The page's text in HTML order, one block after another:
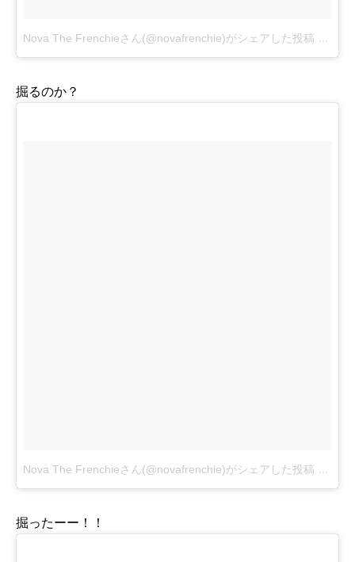
Nova The Frenchieさん(@novafrenchie)がシェアした投稿 2017
掘るのか？
Nova The Frenchieさん(@novafrenchie)がシェアした投稿 2016
掘ったーー！！